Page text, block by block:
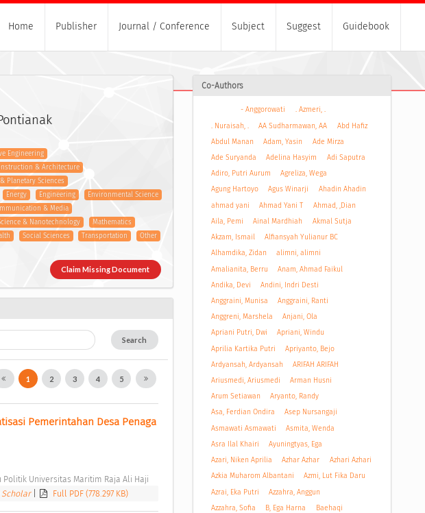
Home Publisher Journal / Conference Subject Suggest Guidebook
Engineering
& Architecture
Planetary Sciences
Energy Engineering
Environmental Science
& Media
& Nanotechnology
Mathematics
Social Sciences Transportation Other
Claim Missing Document
Search
1 2 3 4 5
Pemerintahan Desa Penaga
Universitas Maritim Raja Ali Haji
Scholar Full PDF (778.297 KB)
Co-Authors
- Anggorowati
. Azmeri, .
. Nuraisah, .
AA Sudharmawan, AA
Abd Hafiz
Abdul Manan
Adam, Yasin
Ade Mirza
Ade Suryanda
Adelina Hasyim
Adi Saputra
Adiro, Putri Aurum
Agreliza, Wega
Agung Hartoyo
Agus Winarji
Ahadin Ahadin
ahmad yani
Ahmad Yani T
Ahmad, ,Dian
Aila, Pemi
Ainal Mardhiah
Akmal Sutja
Akzam, Ismail
Alfiansyah Yulianur BC
Alhamdika, Zidan
alimni, alimni
Amalianita, Berru
Anam, Ahmad Faikul
Andika, Devi
Andini, Indri Desti
Anggraini, Munisa
Anggraini, Ranti
Anggreni, Marshela
Anjani, Ola
Apriani Putri, Dwi
Apriani, Windu
Aprilia Kartika Putri
Apriyanto, Bejo
Ardyansah, Ardyansah
ARIFAH ARIFAH
Ariusmedi, Ariusmedi
Arman Husni
Arum Setiawan
Aryanto, Randy
Asa, Ferdian Ondira
Asep Nursangaji
Asmawati Asmawati
Asmita, Wenda
Asra Ilal Khairi
Ayuningtyas, Ega
Azari, Niken Aprilia
Azhar Azhar
Azhari Azhari
Azkia Muharom Albantani
Azmi, Lut Fika Daru
Azrai, Eka Putri
Azzahra, Anggun
Azzahra, Sofia
B, Ega Harna
Baehaqi